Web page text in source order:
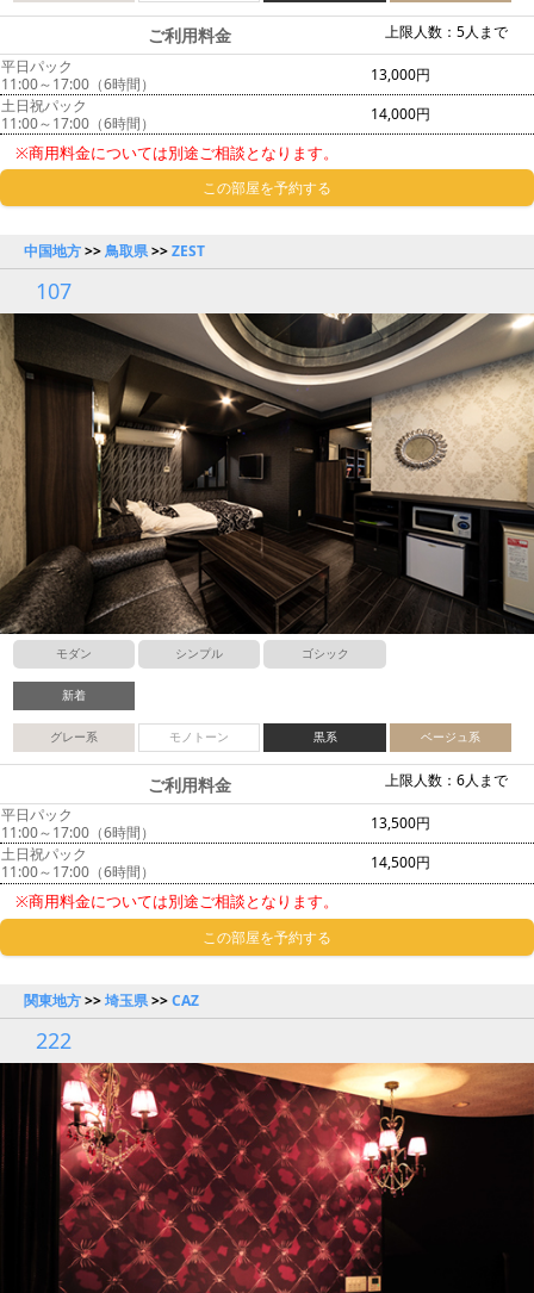
上限人数：5人まで
ご利用料金
平日パック
11:00～17:00（6時間）
13,000円
土日祝パック
11:00～17:00（6時間）
14,000円
※商用料金については別途ご相談となります。
この部屋を予約する
中国地方>>鳥取県>>ZEST
107
モダン シンプル ゴシック
新着
グレー系 モノトーン 黒系 ベージュ系
上限人数：6人まで
ご利用料金
平日パック
11:00～17:00（6時間）
13,500円
土日祝パック
11:00～17:00（6時間）
14,500円
※商用料金については別途ご相談となります。
この部屋を予約する
関東地方>>埼玉県>>CAZ
222